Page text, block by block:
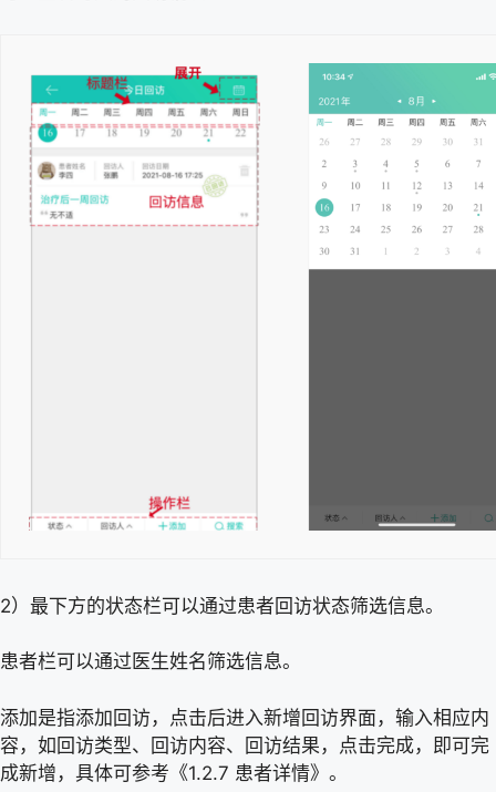
2）最下方的状态栏可以通过患者回访状态筛选信息。
患者栏可以通过医生姓名筛选信息。
添加是指添加回访，点击后进入新增回访界面，输入相应内
容，如回访类型、回访内容、回访结果，点击完成，即可完
成新增，具体可参考《1.2.7 患者详情》。